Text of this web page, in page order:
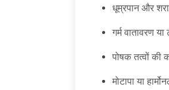
धूम्रपान और
गर्म वातावरण
पोषक तत्वों की
मोटापा या